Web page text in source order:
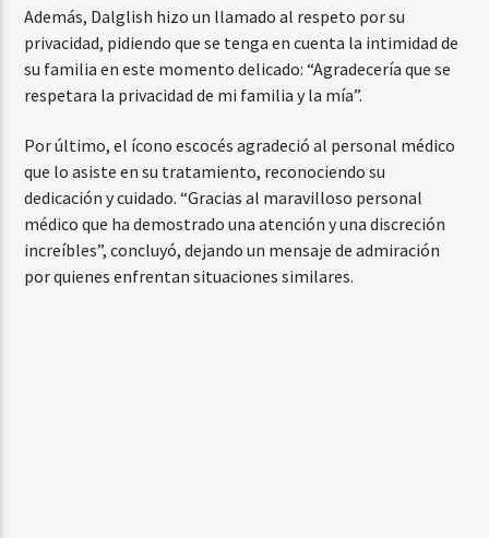
Además, Dalglish hizo un llamado al respeto por su
privacidad, pidiendo que se tenga en cuenta la intimidad de
su familia en este momento delicado: “Agradecería que se
respetara la privacidad de mi familia y la mía”.
Por último, el ícono escocés agradeció al personal médico
que lo asiste en su tratamiento, reconociendo su
dedicación y cuidado. “Gracias al maravilloso personal
médico que ha demostrado una atención y una discreción
increíbles”, concluyó, dejando un mensaje de admiración
por quienes enfrentan situaciones similares.